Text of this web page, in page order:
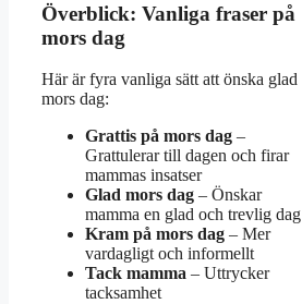
Överblick: Vanliga fraser på
mors dag
Här är fyra vanliga sätt att önska glad
mors dag:
Grattis på mors dag –
Grattulerar till dagen och firar
mammas insatser
Glad mors dag – Önskar
mamma en glad och trevlig dag
Kram på mors dag – Mer
vardagligt och informellt
Tack mamma – Uttrycker
tacksamhet